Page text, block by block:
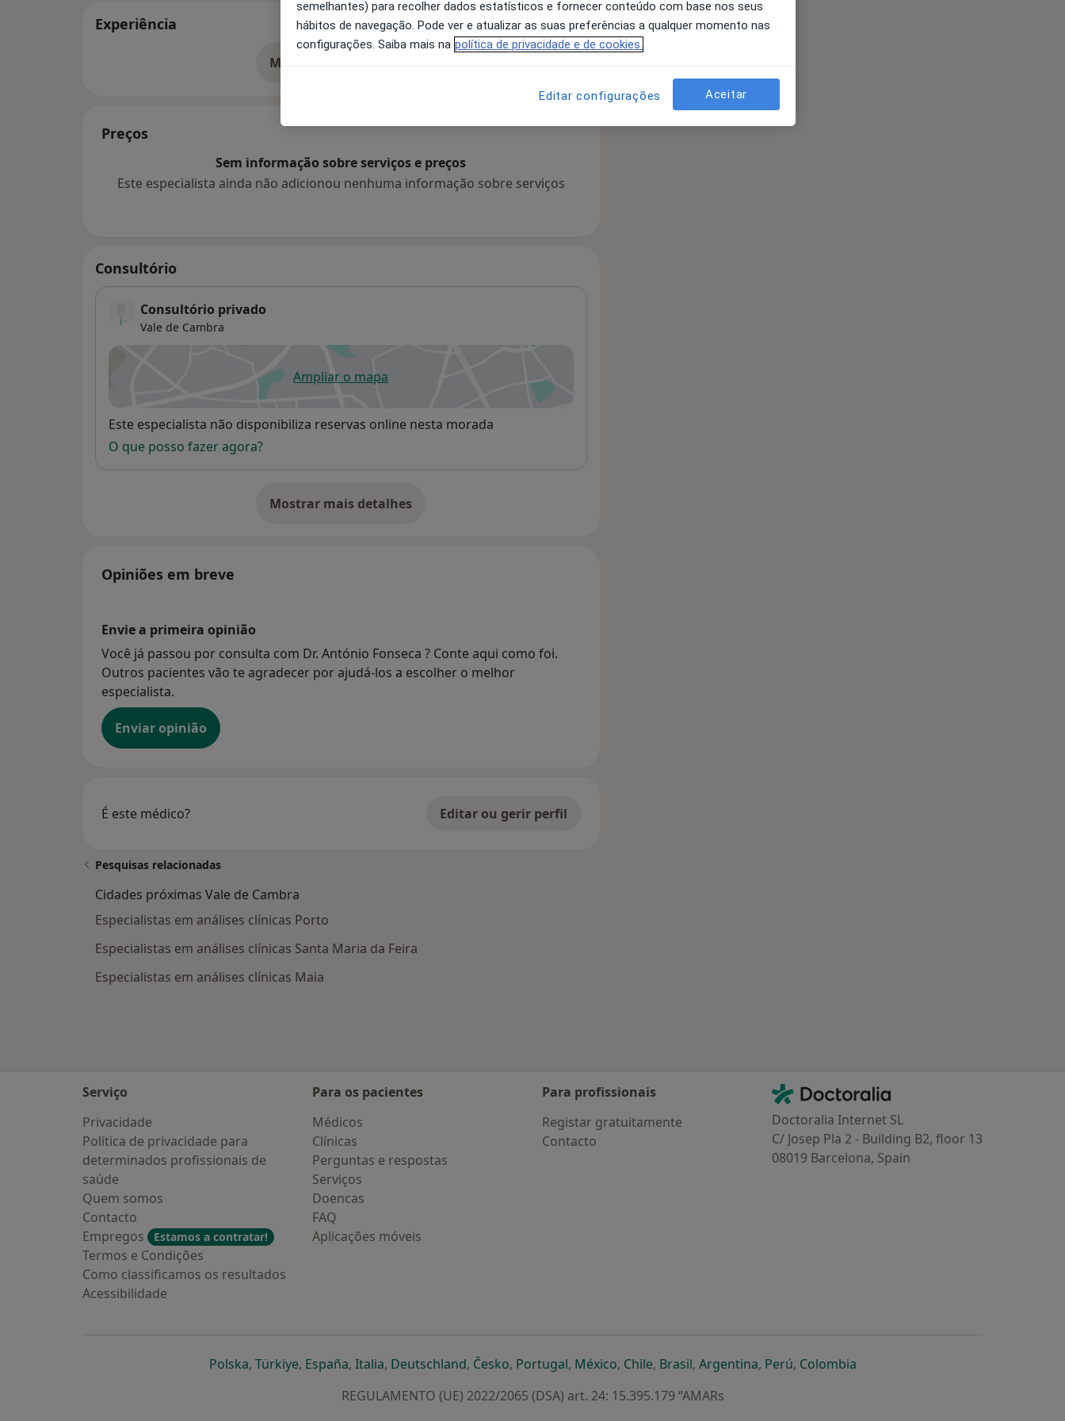
Experiência
Mostrar mais detalhes
Preços
Sem informação sobre serviços e preços
Este especialista ainda não adicionou nenhuma informação sobre serviços
Consultório
Consultório privado
Vale de Cambra
Ampliar o mapaabre num novo separador
Disponibilidade
Este especialista não disponibiliza reservas online nesta morada
O que posso fazer agora?
Mostrar mais detalhes
sobre o endereço
Opiniões em breve
Envie a primeira opinião
Você já passou por consulta com Dr. António Fonseca ? Conte aqui como foi.
Outros pacientes vão te agradecer por ajudá-los a escolher o melhor
especialista.
Enviar opinião
É este médico? Editar ou gerir perfil
Pesquisas relacionadas
Cidades próximas Vale de Cambra
Especialistas em análises clínicas Porto
Especialistas em análises clínicas Santa Maria da Feira
Especialistas em análises clínicas Maia
Serviço
Privacidade
Política de privacidade para
determinados profissionais de
saúde
Quem somos
Contacto
Empregos
Estamos a contratar!
Termos e Condições
Como classificamos os resultados
Acessibilidade
Para os pacientes
Médicos
Clínicas
Perguntas e respostas
Serviços
Doencas
FAQ
Aplicações móveis
Para profissionais
Registar gratuitamente
Contacto
Contacto
Doctoralia - Homepage
Doctoralia Internet SL
C/ Josep Pla 2 - Building B2, floor 13
08019 Barcelona, Spain
Polskaabre num novo separador
, Türkiyeabre num novo separador
, Españaabre num novo separador
, Italiaabre num novo separador
, Deutschlandabre num novo separador
, Českoabre num novo separador
, Portugalabre num novo separador
, Méxicoabre num novo separador
, Chileabre num novo separador
, Brasilabre num novo separador
, Argentinaabre num novo separador
, Perúabre num novo separador
, Colombiaabre num novo separador
REGULAMENTO (UE) 2022/2065 (DSA) art. 24: 15.395.179 “AMARs
semelhantes) para recolher dados estatísticos e fornecer conteúdo com base nos seus
hábitos de navegação. Pode ver e atualizar as suas preferências a qualquer momento nas
configurações. Saiba mais na política de privacidade e de cookies.
Editar configurações Aceitar